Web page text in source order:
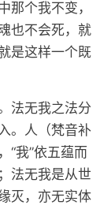
那个我不变，
也不会死，就
是这样一个既
法无我之法分
。人（梵音补
“我”依五蕴而
法无我是从世
灭，亦无实体